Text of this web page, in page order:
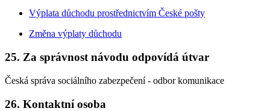
Výplata důchodu prostřednictvím České pošty
Změna výplaty důchodu
25. Za správnost návodu odpovídá útvar
Česká správa sociálního zabezpečení - odbor komunikace
26. Kontaktní osoba